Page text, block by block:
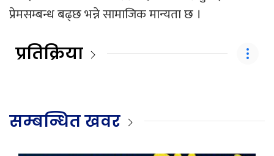
प्रेमसम्बन्ध बढ्छ भन्ने सामाजिक मान्यता छ ।
प्रतिक्रिया
सम्बन्धित खवर